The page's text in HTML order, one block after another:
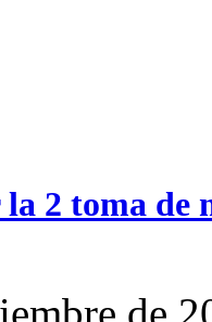
2 toma de